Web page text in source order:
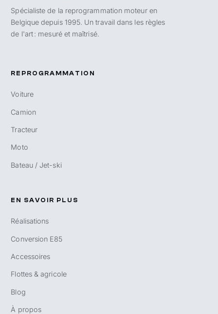
Spécialiste de la reprogrammation moteur en
Belgique depuis 1995. Un travail dans les règles
de l'art : mesuré et maîtrisé.
REPROGRAMMATION
Voiture
Camion
Tracteur
Moto
Bateau / Jet-ski
EN SAVOIR PLUS
Réalisations
Conversion E85
Accessoires
Flottes & agricole
Blog
À propos